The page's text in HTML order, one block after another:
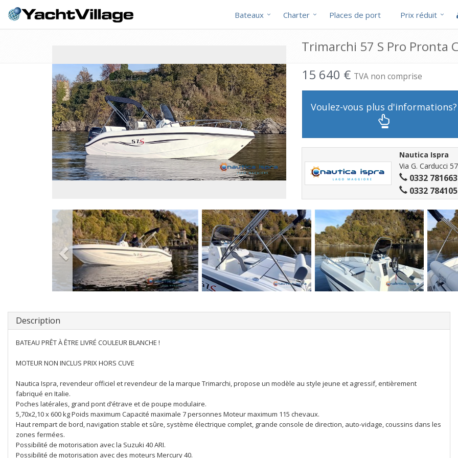
Bateaux Charter Places de port Prix réduit
Trimarchi 57 S Pro Pronta
15 640 € TVA non comprise
Voulez-vous plus d'informations?
Nautica Ispra
Via G. Carducci
0332 781663
0332 784105
Description
BATEAU PRÊT À ÊTRE LIVRÉ COULEUR BLANCHE !
MOTEUR NON INCLUS PRIX HORS CUVE
Nautica Ispra, revendeur officiel et revendeur de la marque Trimarchi, propose un modèle au style jeune et agressif, entièrement
fabriqué en Italie.
Poches latérales, grand pont d’étrave et de poupe modulaire.
5,70x2,10 x 600 kg Poids maximum Capacité maximale 7 personnes Moteur maximum 115 chevaux.
Haut rempart de bord, navigation stable et sûre, système électrique complet, grande console de direction, auto-vidage, coussins dans les
zones fermées.
Possibilité de motorisation avec la Suzuki 40 ARI.
Possibilité de motorisation avec des moteurs Mercury 40.